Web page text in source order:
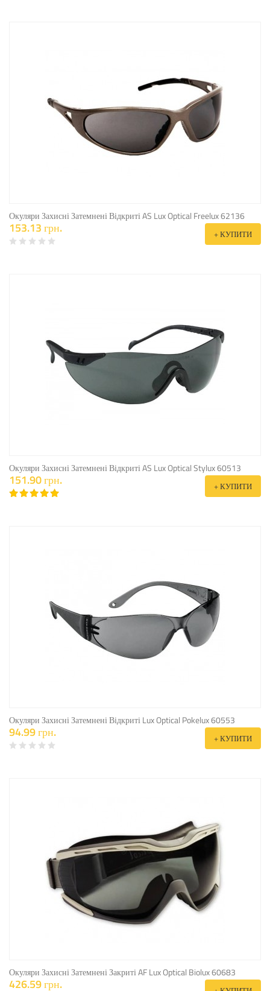
Окуляри Захисні Затемнені Відкриті AS Lux Optical Freelux 62136
153.13 грн. + КУПИТИ
Окуляри Захисні Затемнені Відкриті AS Lux Optical Stylux 60513
151.90 грн. + КУПИТИ
Окуляри Захисні Затемнені Відкриті Lux Optical Pokelux 60553
94.99 грн. + КУПИТИ
Окуляри Захисні Затемнені Закриті AF Lux Optical Biolux 60683
426.59 грн.